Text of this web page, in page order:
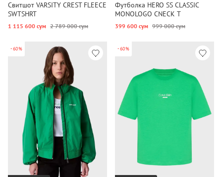
Свитшот VARSITY CREST FLEECE
SWTSHRT
1 115 600 сум 2 789 000 сум
Футболка HERO SS CLASSIC
MONOLOGO CNECK T
399 600 сум 999 000 сум
-60% -60%